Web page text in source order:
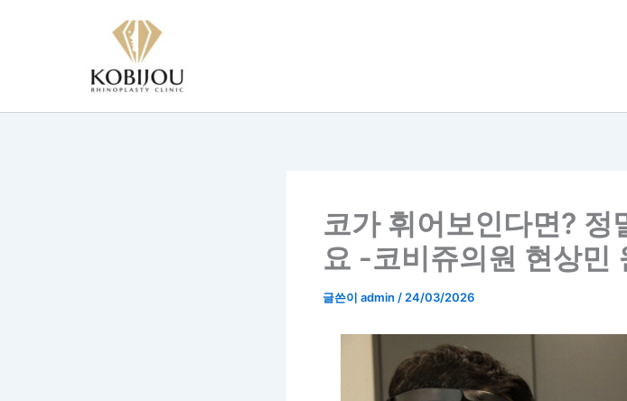
코가 휘어보인다면? 정
요 -코비쥬의원 현상민
글쓴이 admin / 24/03/2026